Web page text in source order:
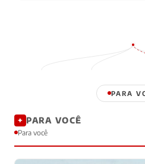
PARA
✦ PARA VOCÊ
Para você